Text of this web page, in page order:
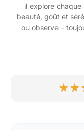
il explore
beauté, goût et
ou observe –